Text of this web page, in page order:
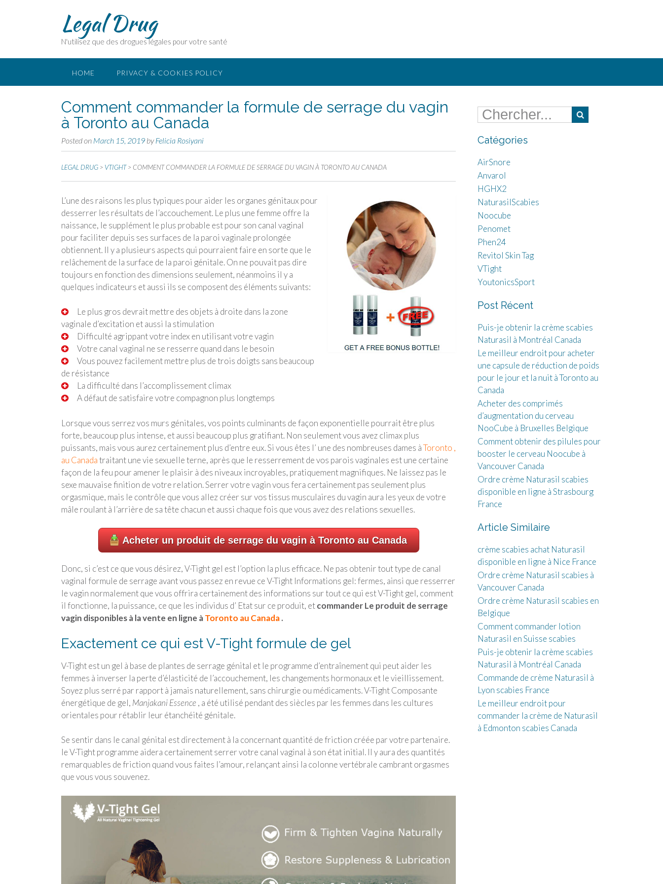
Legal Drug
N'utilisez que des drogues légales pour votre santé
HOME PRIVACY & COOKIES POLICY
Comment commander la formule de serrage du vagin
à Toronto au Canada
Posted on March 15, 2019 byFelicia Rosiyani
LEGAL DRUG > VTIGHT > COMMENT COMMANDER LA FORMULE DE SERRAGE DU VAGIN À TORONTO AU CANADA
L’une des raisons les plus typiques pour aider les organes génitaux pour
desserrer les résultats de l’accouchement. Le plus une femme offre la
naissance, le supplément le plus probable est pour son canal vaginal
pour faciliter depuis ses surfaces de la paroi vaginale prolongée
obtiennent. Il y a plusieurs aspects qui pourraient faire en sorte que le
relâchement de la surface de la paroi génitale. On ne pouvait pas dire
toujours en fonction des dimensions seulement, néanmoins il y a
quelques indicateurs et aussi ils se composent des éléments suivants:
Le plus gros devrait mettre des objets à droite dans la zone
vaginale d’excitation et aussi la stimulation
Difficulté agrippant votre index en utilisant votre vagin
Votre canal vaginal ne se resserre quand dans le besoin
Vous pouvez facilement mettre plus de trois doigts sans beaucoup
de résistance
La difficulté dans l’accomplissement climax
A défaut de satisfaire votre compagnon plus longtemps
Lorsque vous serrez vos murs génitales, vos points culminants de façon exponentielle pourrait être plus
forte, beaucoup plus intense, et aussi beaucoup plus gratifiant. Non seulement vous avez climax plus
puissants, mais vous aurez certainement plus d’entre eux. Si vous êtes l’ une des nombreuses dames àToronto ,
au Canadatraitant une vie sexuelle terne, après que le resserrement de vos parois vaginales est une certaine
façon de la feu pour amener le plaisir à des niveaux incroyables, pratiquement magnifiques. Ne laissez pas le
sexe mauvaise finition de votre relation. Serrer votre vagin vous fera certainement pas seulement plus
orgasmique, mais le contrôle que vous allez créer sur vos tissus musculaires du vagin aura les yeux de votre
mâle roulant à l’arrière de sa tête chacun et aussi chaque fois que vous avez des relations sexuelles.
Acheter un produit de serrage du vagin à Toronto au Canada
Donc, si c’est ce que vous désirez, V-Tight gel est l’option la plus efficace. Ne pas obtenir tout type de canal
vaginal formule de serrage avant vous passez en revue ce V-Tight Informations gel: fermes, ainsi que resserrer
le vagin normalement que vous offrira certainement des informations sur tout ce qui est V-Tight gel, comment
il fonctionne, la puissance, ce que les individus d’ Etat sur ce produit, etcommander Le produit de serrage
vagin disponibles à la vente en ligne àToronto au Canada.
Exactement ce qui est V-Tight formule de gel
V-Tight est un gel à base de plantes de serrage génital et le programme d’entraînement qui peut aider les
femmes à inverser la perte d’élasticité de l’accouchement, les changements hormonaux et le vieillissement.
Soyez plus serré par rapport à jamais naturellement, sans chirurgie ou médicaments. V-Tight Composante
énergétique de gel, Manjakani Essence , a été utilisé pendant des siècles par les femmes dans les cultures
orientales pour rétablir leur étanchéité génitale.
Se sentir dans le canal génital est directement à la concernant quantité de friction créée par votre partenaire.
le V-Tight programme aidera certainement serrer votre canal vaginal à son état initial. Il y aura des quantités
remarquables de friction quand vous faites l’amour, relançant ainsi la colonne vertébrale cambrant orgasmes
que vous vous souvenez.
Catégories
AirSnore
Anvarol
HGHX2
NaturasilScabies
Noocube
Penomet
Phen24
Revitol Skin Tag
VTight
YoutonicsSport
Post Récent
Puis-je obtenir la crème scabies
Naturasil à Montréal Canada
Le meilleur endroit pour acheter
une capsule de réduction de poids
pour le jour et la nuit à Toronto au
Canada
Acheter des comprimés
d’augmentation du cerveau
NooCube à Bruxelles Belgique
Comment obtenir des pilules pour
booster le cerveau Noocube à
Vancouver Canada
Ordre crème Naturasil scabies
disponible en ligne à Strasbourg
France
Article Similaire
crème scabies achat Naturasil
disponible en ligne à Nice France
Ordre crème Naturasil scabies à
Vancouver Canada
Ordre crème Naturasil scabies en
Belgique
Comment commander lotion
Naturasil en Suisse scabies
Puis-je obtenir la crème scabies
Naturasil à Montréal Canada
Commande de crème Naturasil à
Lyon scabies France
Le meilleur endroit pour
commander la crème de Naturasil
à Edmonton scabies Canada